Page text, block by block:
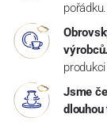
pořádku.
výrobců.
Jsme